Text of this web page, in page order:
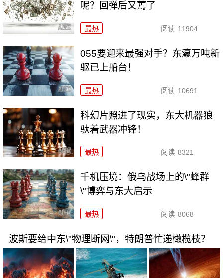
呢？回弹后又蔫了
最热 阅读 11904
055要迎来最强对手？东瀛万吨新
驱已上船台！
最热 阅读 10691
科幻片照进了现实，东大机器狼
驮着武器冲锋！
最热 阅读 8321
千机压境：俄乌战场上的\"蜂群
\"博弈与东大启示
最热 阅读 8068
波斯要给中东\"物理断网\"，特朗普忙递橄榄枝？